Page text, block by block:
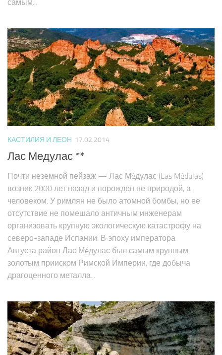
самым...
КАСТИЛИЯ И ЛЕОН 17.02.2014
Лас Медулас **
Почти неземной пейзаж — Лас Мéдулас (Las Médulas)
возник 2000 лет назад и порожден не природой, а
человеком. У римлян не было атомной бомбы, но ее
отсутствие не помешало античным инженерам
организовать крупную экологическую катастрофу на
северо-западе Испании. В эпоху императора
Августа район Лас Мéдулас был самым крупным
золотым прииском Римской Империи, где добыча
драгоценного металла...